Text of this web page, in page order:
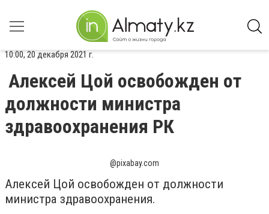
10:00, 20 декабря 2021 г.
Алексей Цой освобожден от
должности министра
здравоохранения РК
@pixabay.com
Алексей Цой освобожден от должности
министра здравоохранения.